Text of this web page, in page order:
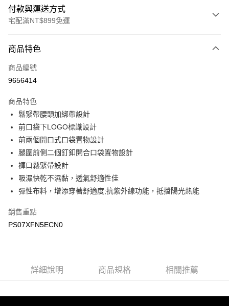
付款與運送方式
宅配滿NT$899免運
信用卡一次付款
LINE Pay
悠遊付
Google Pay
運送方式
每筆NT$90，滿NT$899(含以上)免運費
商品特色
商品編號
9656414
商品特色
鬆緊帶腰頭加綁帶設計
前口袋下LOGO標識設計
前兩個開口式口袋置物設計
腿圍前側二個釘釦開合口袋置物設計
褲口鬆緊帶設計
吸濕快乾不濕黏，透氣舒適性佳
彈性布料，增添穿著舒適度;抗紫外線功能，抵擋陽光熱能
銷售重點
PS07XFN5ECN0
詳細說明 商品規格 相關推薦